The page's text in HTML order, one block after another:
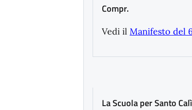
Compr.
Vedi ilManifesto del
La Scuola per Santo